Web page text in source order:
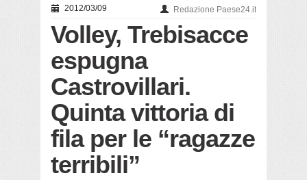
2012/03/09 Redazione Paese24.it
Volley, Trebisacce
espugna
Castrovillari.
Quinta vittoria di
fila per le “ragazze
terribili”